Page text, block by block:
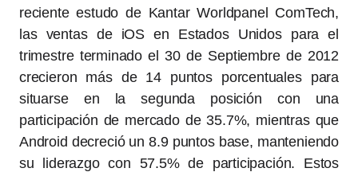
reciente estudo de Kantar Worldpanel ComTech,
las ventas de iOS en Estados Unidos para el
trimestre terminado el 30 de Septiembre de 2012
crecieron más de 14 puntos porcentuales para
situarse en la segunda posición con una
participación de mercado de 35.7%, mientras que
Android decreció un 8.9 puntos base, manteniendo
su liderazgo con 57.5% de participación. Estos